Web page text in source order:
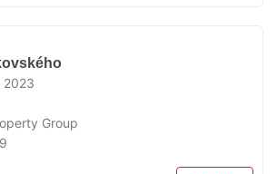
2023
Group